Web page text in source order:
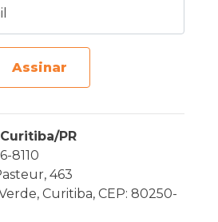
Assinar
PR
8110
463
Curitiba, CEP: 80250-